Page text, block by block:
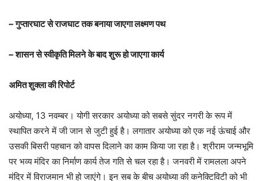
– गुप्तारघाट से राजघाट तक बनाया जाएगा लक्ष्मण पथ
– शासन से स्वीकृति मिलने के बाद शुरू हो जाएगा कार्य
अमित शुक्ला की रिपोर्ट
अयोध्या, 13 नवम्बर। योगी सरकार अयोध्या को सबसे सुंदर नगरी के रूप में
स्थापित करने में जी जान से जुटी हुई है। लगातार अयोध्या को एक नई ऊंचाई और
उसकी बिसरी पहचान को वापस दिलाने का काम किया जा रहा है। श्रीराम जन्मभूमि
पर भव्य मंदिर का निर्माण कार्य तेज गति से चल रहा है। जनवरी में रामलला अपने
मंदिर में विराजमान भी हो जाएंगे। इन सब के बीच अयोध्या की कनेक्टिविटी को भी